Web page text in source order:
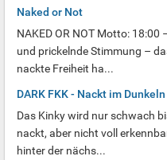
Naked or Not
NAKED OR NOT Motto: 18:00
und prickelnde Stimmung –
nackte Freiheit ha...
DARK FKK - Nackt im Dunkeln
Das Kinky wird nur schwach
nackt, aber nicht voll
hinter der nächs...